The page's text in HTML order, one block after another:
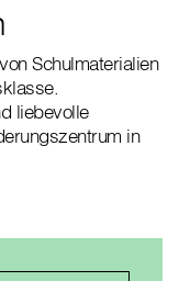
Schulmaterialien
liebevolle
in